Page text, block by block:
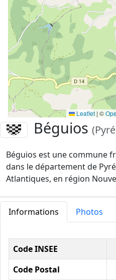
Leaflet | ©
Béguios
Béguios est une commune
dans le département de
Atlantiques, en région
Informations Photos
Informations
Code INSEE
Code Postal